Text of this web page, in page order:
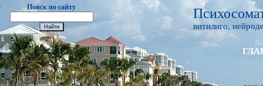
Поиск по сайту
витилиго,